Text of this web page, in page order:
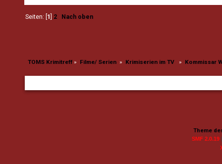
Seiten: [ 1 2 Nach oben
TOMS Krimitreff» Filme/ Serien » Krimiserien im TV » Kommissar
Theme
SMF 2.0.19